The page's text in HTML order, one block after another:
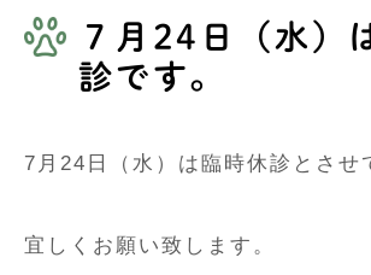
７月24日（水）
診です。
7月24日（水）は臨時休診とさせ
宜しくお願い致します。